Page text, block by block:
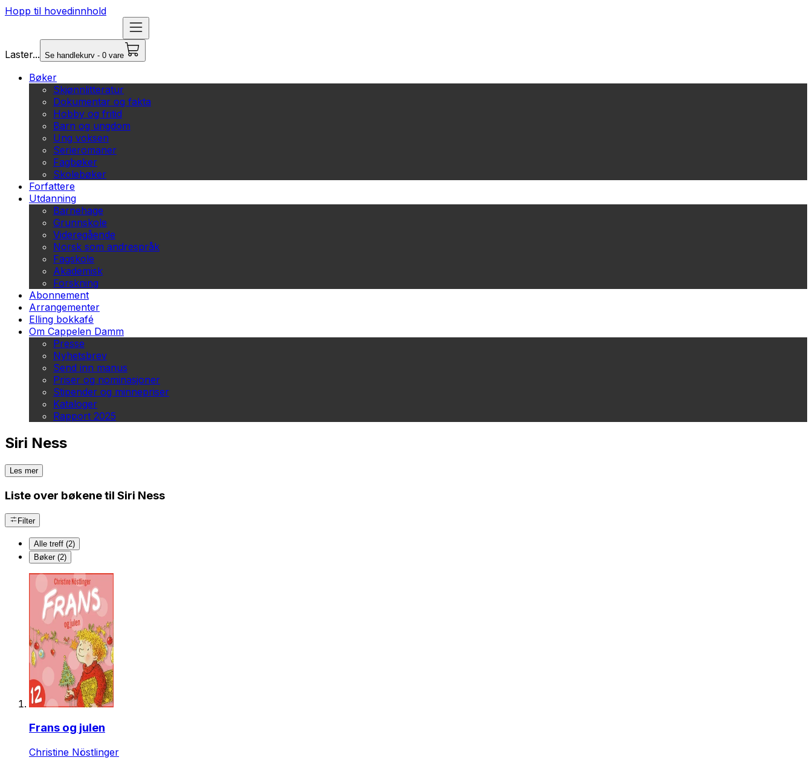
Hopp til hovedinnhold
Laster... Se handlekurv - 0 vare
Bøker
Skjønnlitteratur
Dokumentar og fakta
Hobby og fritid
Barn og ungdom
Ung voksen
Serieromaner
Fagbøker
Skolebøker
Forfattere
Utdanning
Barnehage
Grunnskole
Videregående
Norsk som andrespråk
Fagskole
Akademisk
Forskning
Abonnement
Arrangementer
Elling bokkafé
Om Cappelen Damm
Presse
Nyhetsbrev
Send inn manus
Priser og nominasjoner
Stipender og minnepriser
Kataloger
Rapport 2025
Siri Ness
Les mer
Liste over bøkene til Siri Ness
Filter
Alle treff (2)
Bøker (2)
Frans og julen
Christine Nöstlinger